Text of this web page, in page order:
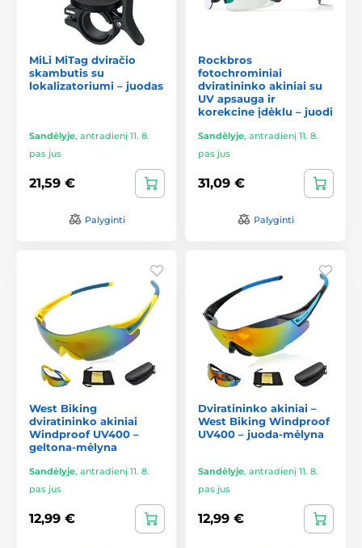
MiLi MiTag dviračio
skambutis su
lokalizatoriumi – juodas
Sandėlyje, antradienį 11. 8.
pas jus
21,59 €
Palyginti
Rockbros
fotochrominiai
dviratininko akiniai su
UV apsauga ir
korekcine įdėklu – juodi
Sandėlyje, antradienį 11. 8.
pas jus
31,09 €
Palyginti
West Biking
dviratininko akiniai
Windproof UV400 –
geltona-mėlyna
Sandėlyje, antradienį 11. 8.
pas jus
12,99 €
Dviratininko akiniai –
West Biking Windproof
UV400 – juoda-mėlyna
Sandėlyje, antradienį 11. 8.
pas jus
12,99 €